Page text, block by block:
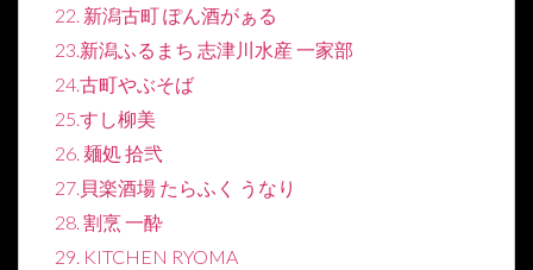
22. 新潟古町 ぽん酒がぁる
23.新潟ふるまち 志津川水産 一家部
24.古町やぶそば
25.すし柳美
26. 麺処 拾弐
27.貝楽酒場 たらふく うなり
28. 割烹 一酔
29. KITCHEN RYOMA